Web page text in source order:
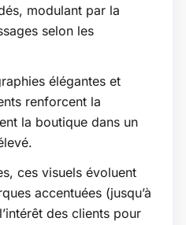
modulant par la
selon les
élégantes et
renforcent la
la boutique dans un
ces visuels évoluent
accentuées (jusqu’à
des clients pour